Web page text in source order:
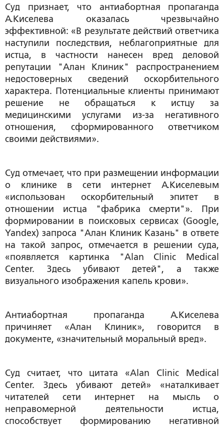
Суд признает, что антиабортная пропаганда
А.Киселева оказалась чрезвычайно
эффективной: «В результате действий ответчика
наступили последствия, неблагоприятные для
истца, в частности нанесен вред деловой
репутации "Алан Клиник" распространением
недостоверных сведений оскорбительного
характера. Потенциальные клиенты принимают
решение не обращаться к истцу за
медицинскими услугами из-за негативного
отношения, сформированного ответчиком
своими действиями».
Суд отмечает, что при размещении информации
о клинике в сети интернет А.Киселевым
«использован оскорбительный эпитет в
отношении истца "фабрика смерти"». При
формировании в поисковых сервисах (Google,
Yandex) запроса "Алан Клиник Казань" в ответе
на такой запрос, отмечается в решении суда,
«появляется картинка "Alan Clinic Medical
Center. Здесь убивают детей", а также
визуального изображения капель крови».
Антиабортная пропаганда А.Киселева
причиняет «Алан Клиник», говорится в
документе, «значительный моральный вред».
Суд считает, что цитата «Alan Clinic Medical
Center. Здесь убивают детей» «наталкивает
читателей сети интернет на мысль о
неправомерной деятельности истца,
способствует формированию негативной